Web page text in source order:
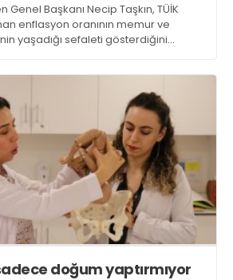
Genel Başkanı Necip Taşkın, TÜİK
enflasyon oranının memur ve
yaşadığı sefaleti gösterdiğini
doğum yaptırmıyor